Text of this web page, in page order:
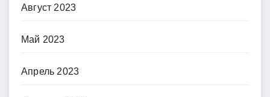
Август 2023
Май 2023
Апрель 2023